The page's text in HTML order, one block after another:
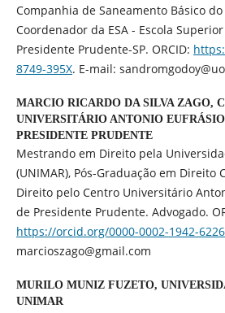
Companhia de Saneamento Básico do
Coordenador da ESA - Escola
Presidente Prudente-SP. ORCID:
8749-395X. E-mail:
MARCIO RICARDO DA SILVA ZAGO,
UNIVERSITÁRIO ANTONIO
PRESIDENTE PRUDENTE
Mestrando em Direito pela
(UNIMAR), Pós-Graduação em Direito
Direito pelo Centro Universitário
de Presidente Prudente. Advogado.
https://orcid.org/0000-0002-1942-6226
marcioszago@gmail.com
MURILO MUNIZ FUZETO,
UNIMAR